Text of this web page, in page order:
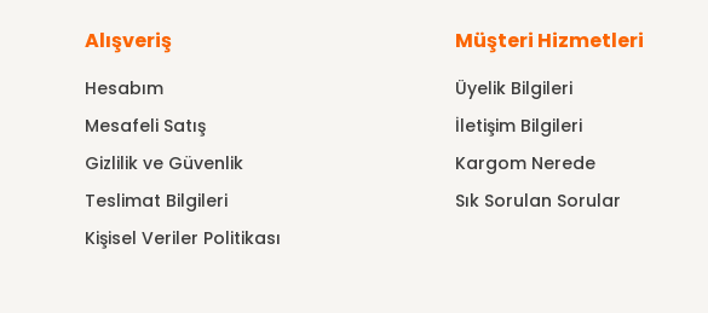
Alışveriş
Hesabım
Mesafeli Satış
Gizlilik ve Güvenlik
Teslimat Bilgileri
Kişisel Veriler Politikası
Müşteri Hizmetleri
Üyelik Bilgileri
İletişim Bilgileri
Kargom Nerede
Sık Sorulan Sorular